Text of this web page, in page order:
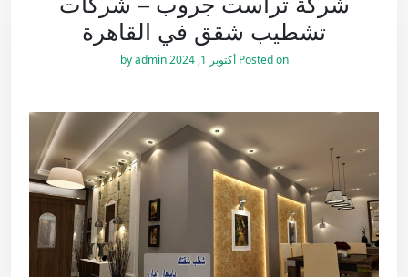
تشطيب شقق في القاهرة
Posted on أكتوبر 1, 2024 by
admin